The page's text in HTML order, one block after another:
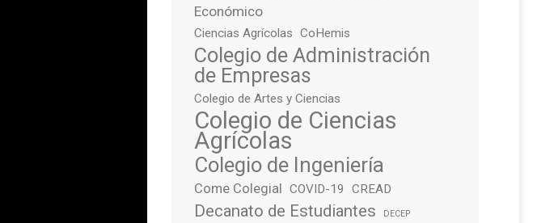
Económico
Ciencias Agrícolas CoHemis
Colegio de Administración
de Empresas
Colegio de Artes y Ciencias
Colegio de Ciencias
Agrícolas
Colegio de Ingeniería
Come Colegial COVID-19 CREAD
Decanato de Estudiantes DECEP